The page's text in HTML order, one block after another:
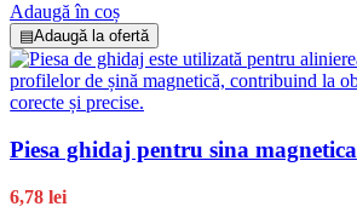
Adaugă în coș
▤Adaugă la ofertă
Piesa ghidaj pentru sina magnetica
6,78 lei